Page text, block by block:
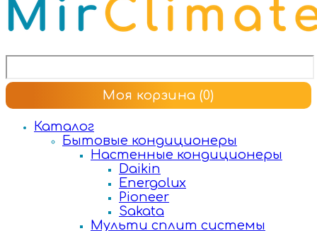
Моя корзина (0)
Каталог
Бытовые кондиционеры
Настенные кондиционеры
Daikin
Energolux
Pioneer
Sakata
Мульти сплит системы